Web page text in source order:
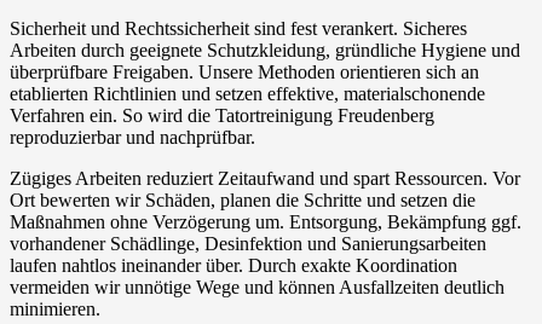
Sicherheit und Rechtssicherheit sind fest verankert. Sicheres
Arbeiten durch geeignete Schutzkleidung, gründliche Hygiene und
überprüfbare Freigaben. Unsere Methoden orientieren sich an
etablierten Richtlinien und setzen effektive, materialschonende
Verfahren ein. So wird die Tatortreinigung Freudenberg
reproduzierbar und nachprüfbar.
Zügiges Arbeiten reduziert Zeitaufwand und spart Ressourcen. Vor
Ort bewerten wir Schäden, planen die Schritte und setzen die
Maßnahmen ohne Verzögerung um. Entsorgung, Bekämpfung ggf.
vorhandener Schädlinge, Desinfektion und Sanierungsarbeiten
laufen nahtlos ineinander über. Durch exakte Koordination
vermeiden wir unnötige Wege und können Ausfallzeiten deutlich
minimieren.